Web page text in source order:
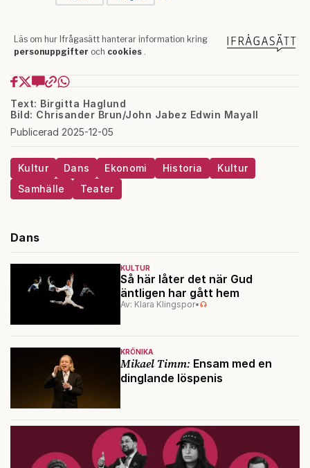
Text: Birgitta Haglund
Bild: Chrisander Brun/John Jabez Edwin Mayall
Publicerad 2025-12-05
Kultur Dans Ekonomi Historia
Kultur
Samhälle
Teater
Dans
KULTUR
Så här låter det när Gud
äntligen har gått hem
Av: Klara Klingspor•
KRÖNIKA
Mikael Timm: Ensam med en
dinglande löspenis